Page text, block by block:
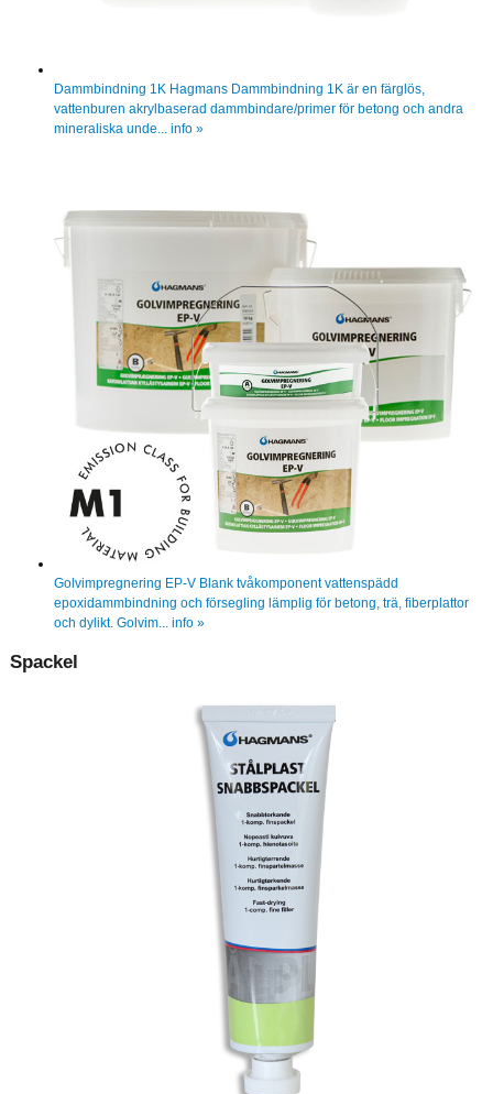
Dammbindning 1K Hagmans Dammbindning 1K är en färglös,
vattenburen akrylbaserad dammbindare/primer för betong och andra
mineraliska unde... info »
Golvimpregnering EP-V Blank tvåkomponent vattenspädd
epoxidammbindning och försegling lämplig för betong, trä, fiberplattor
och dylikt. Golvim... info »
Spackel